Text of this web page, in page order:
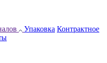
Упаковка Контрактное